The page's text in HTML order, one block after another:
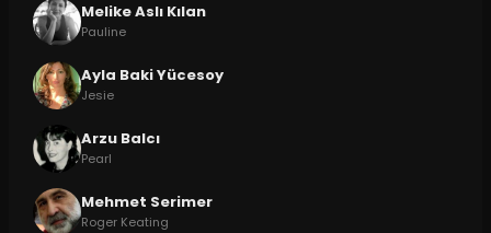
Melike Aslı Kılan
Pauline
Ayla Baki Yücesoy
Jesie
Arzu Balcı
Pearl
Mehmet Serimer
Roger Keating